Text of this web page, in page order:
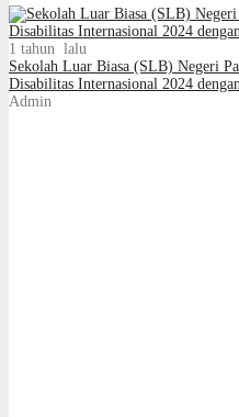
1 tahun lalu
Sekolah Luar Biasa (SLB) Negeri
Disabilitas Internasional 2024
Admin